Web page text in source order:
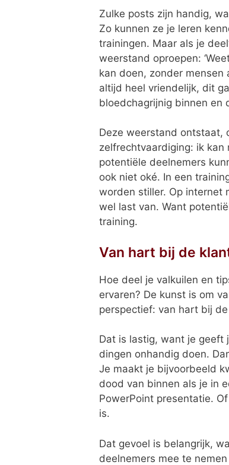
Zulke posts zijn handig,
Zo kunnen ze je leren
trainingen. Maar als je
weerstand oproepen:
kan doen, zonder mensen
altijd heel vriendelijk, dit
bloedchagrijnig binnen en
Deze weerstand ontstaat,
zelfrechtvaardiging: ik
potentiële deelnemers
ook niet oké. In een
worden stiller. Op internet
wel last van. Want
training.
Van hart bij de
Hoe deel je valkuilen en
ervaren? De kunst is om
perspectief: van hart bij
Dat is lastig, want je geeft
dingen onhandig doen.
Je maakt je bijvoorbeeld
dood van binnen als je in
PowerPoint presentatie.
is.
Dat gevoel is belangrijk,
deelnemers mee te